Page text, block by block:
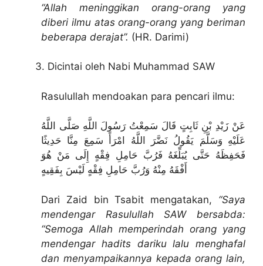
“Allah meninggikan orang-orang yang
diberi ilmu atas orang-orang yang beriman
beberapa derajat”. (HR. Darimi)
Dicintai oleh Nabi Muhammad SAW
Rasulullah mendoakan para pencari ilmu:
عَنْ زَيْدِ بْنِ ثَابِتٍ قَالَ سَمِعْتُ رَسُولَ اللَّهِ صَلَّى اللَّهُ
عَلَيْهِ وَسَلَّمَ يَقُولُ نَضَّرَ اللَّهُ امْرَأً سَمِعَ مِنَّا حَدِيثًا
فَحَفِظَهُ حَتَّى يُبَلِّغَهُ فَرُبَّ حَامِلِ فِقْهٍ إِلَى مَنْ هُوَ
أَفْقَهُ مِنْهُ وَرُبَّ حَامِلِ فِقْهٍ لَيْسَ بِفَقِيهٍ
Dari Zaid bin Tsabit mengatakan, “Saya
mendengar Rasulullah SAW bersabda:
“Semoga Allah memperindah orang yang
mendengar hadits dariku lalu menghafal
dan menyampaikannya kepada orang lain,